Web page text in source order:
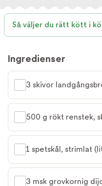
Så väljer du rätt kött i
Ingredienser
3 skivor
500 g rökt renstek,
1 spetskål, strimlat
3 msk grovkornig